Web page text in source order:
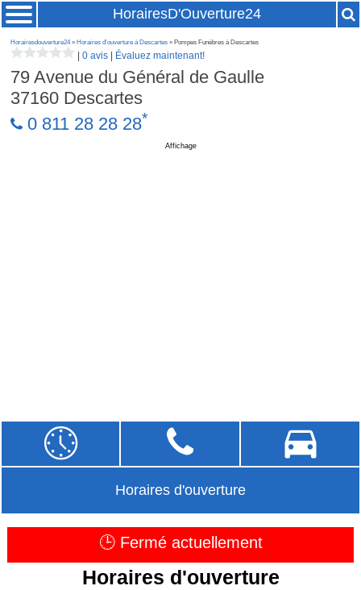
HorairesD'Ouverture24
Horairesdouverture24» Horaires d'ouverture à Descartes » Pompes Funèbres à Descartes
|0 avis Évaluez maintenant!
79 Avenue du Général de Gaulle
37160 Descartes
0 811 28 28 28*
Affichage
Horaires d'ouverture
🕒 Fermé actuellement
Horaires d'ouverture